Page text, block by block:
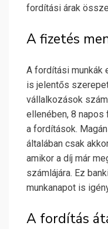
fordítási árak
A fizetés
A fordítási
is jelentős
vállalkozások
ellenében, 8
a fordítások.
általában csak
amikor a díj már
számlájára. Ez
munkanapot is
A fordítás